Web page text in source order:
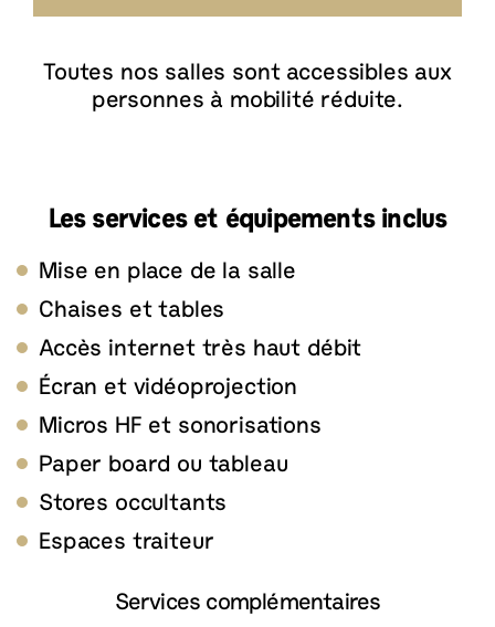
Toutes nos salles sont accessibles aux
personnes à mobilité réduite.
Les services et équipements inclus
Mise en place de la salle
Chaises et tables
Accès internet très haut débit
Écran et vidéoprojection
Micros HF et sonorisations
Paper board ou tableau
Stores occultants
Espaces traiteur
Services complémentaires